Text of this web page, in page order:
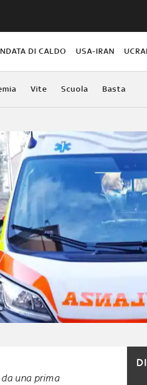
DI CALDO USA-IRAN
Vite Scuola Basta
una prima